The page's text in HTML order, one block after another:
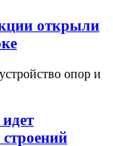
открыли